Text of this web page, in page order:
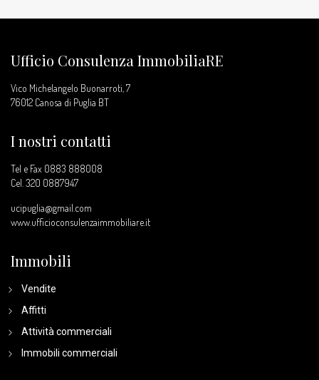
Ufficio Consulenza ImmobiliaRE
Vico Michelangelo Buonarroti, 7
76012 Canosa di Puglia BT
I nostri contatti
Tel e Fax 0883 888008
Cel. 320 0887947
ucipuglia@gmail.com
www.ufficioconsulenzaimmobiliare.it
Immobili
Vendite
Affitti
Attività commerciali
Immobili commerciali